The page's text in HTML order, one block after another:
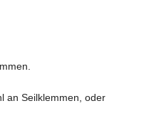
an Seilklemmen, oder